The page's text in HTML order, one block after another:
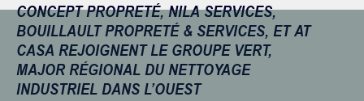
CONCEPT PROPRETÉ, NILA SERVICES,
BOUILLAULT PROPRETÉ & SERVICES, ET AT
CASA REJOIGNENT LE GROUPE VERT,
MAJOR RÉGIONAL DU NETTOYAGE
INDUSTRIEL DANS L’OUEST